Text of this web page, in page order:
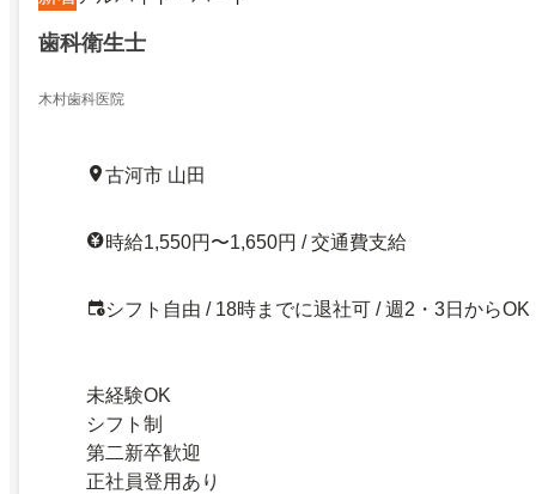
歯科衛生士
木村歯科医院
古河市 山田
時給1,550円〜1,650円 / 交通費支給
シフト自由 / 18時までに退社可 / 週2・3日からOK
未経験OK
シフト制
第二新卒歓迎
正社員登用あり